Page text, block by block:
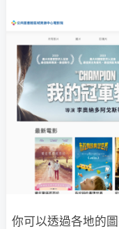
你可以透過各地的